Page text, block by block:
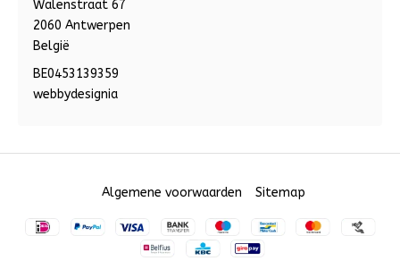
Walenstraat 67
2060 Antwerpen
België
BE0453139359
webbydesignia
Algemene voorwaarden Sitemap